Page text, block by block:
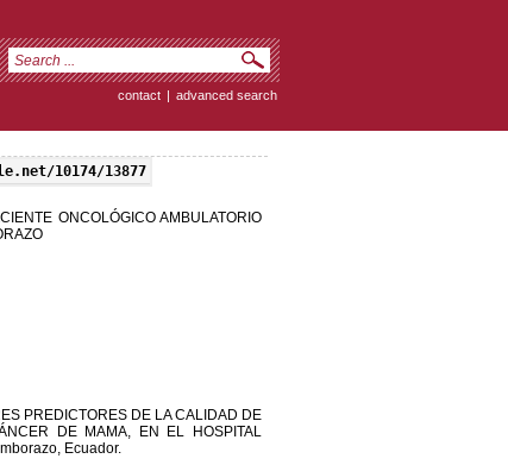
contact | advanced search
10174/13877
ONCOLÓGICO AMBULATORIO
PREDICTORES DE LA CALIDAD DE
DE MAMA, EN EL HOSPITAL
Ecuador.